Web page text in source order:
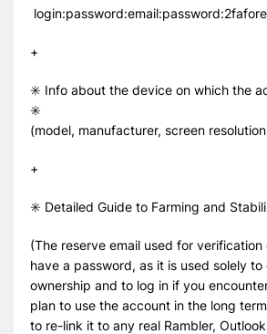
+
✳️ Info about the device on which the
✳️
(model, manufacturer, screen
+
✳️ Detailed Guide to Farming and
(The reserve email used for
have a password, as it is used solely
ownership and to log in if you
plan to use the account in the long
to re-link it to any real Rambler,